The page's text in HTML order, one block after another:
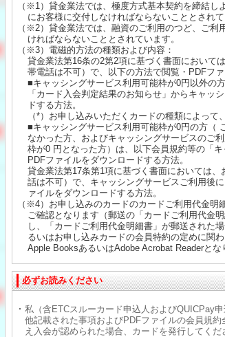
（※1）貸金業法では、極度方式基本契約を締結
にお客様に交付しなければならないこととされて
（※2）貸金業法では、融資のご利用のつど、ご
ければならないこととされています。
（※3）電磁的方法の種類および内容：
貸金業法第16条の2第2項に基づく書面において
帯電話は不可）で、以下の方法で閲覧・PDFフ
■キャッシングサービス利用可能枠が0円以外の
「カード入会判定結果のお知らせ」からキャッ
ドする方法。
（*）お申し込みいただくカードの種類によって
■キャッシングサービス利用可能枠が0円の方（
なかった方、およびキャッシングサービスのご
枠が0 円となった方）は、以下会員規約等の「
PDFファイルをダウンロードする方法。
貸金業法第17条第1項に基づく書面においては
話は不可）で、キャッシングサービスご利用後
ァイルをダウンロードする方法。
（※4）お申し込みのカードのカードご利用代金
ご確認となります（郵送の「カードご利用代金
し、「カードご利用代金明細書」が郵送された
るいはお申し込みカードの会員特約の定めに関
Apple BooksあるいはAdobe Acrobat Readerとな
必ずお読みください
私（含ETCスルーカード申込人およびQUICPay
他記載された事項およびPDFファイルの会員規
え入会が認められた場合、カードを発行してく